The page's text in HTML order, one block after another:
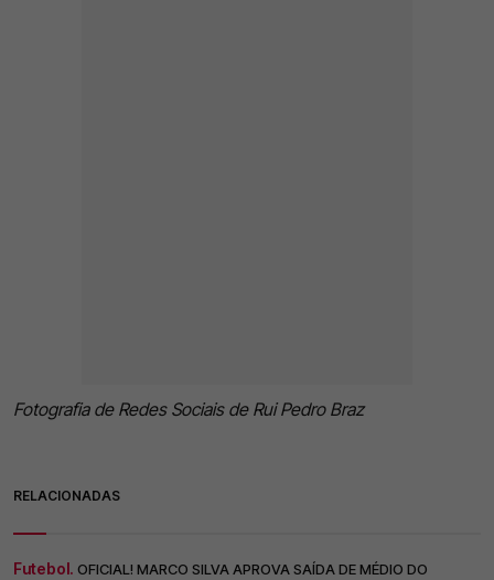
Fotografia de Redes Sociais de Rui Pedro Braz
RELACIONADAS
Futebol. OFICIAL! MARCO SILVA APROVA SAÍDA DE MÉDIO DO